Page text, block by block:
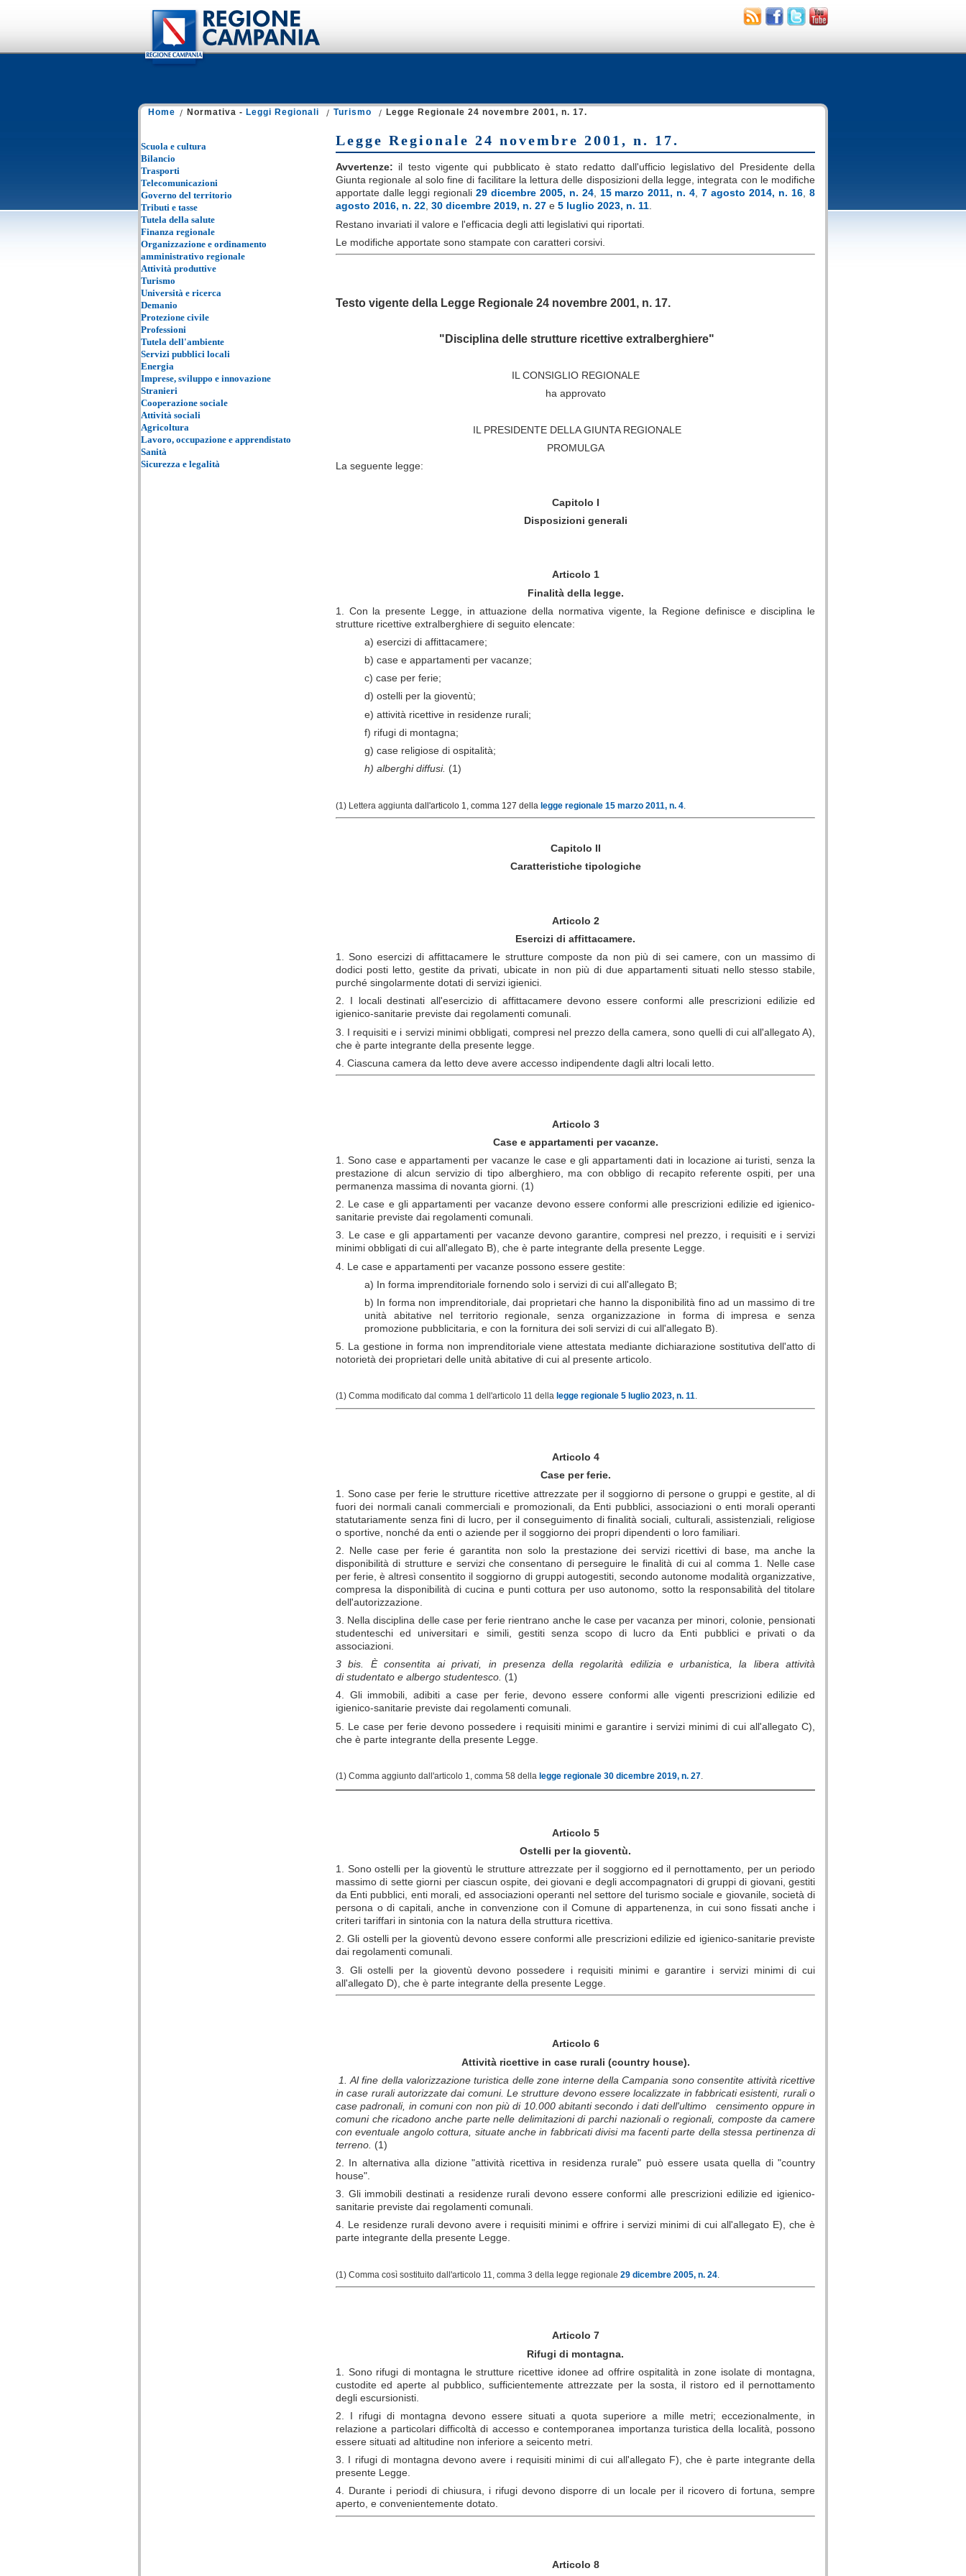
Home Normativa - Leggi Regionali Turismo Legge Regionale 24 novembre 2001, n. 17.
Legge Regionale 24 novembre 2001, n. 17.
Avvertenze: il testo vigente qui pubblicato è stato redatto dall'ufficio legislativo del Presidente della
Giunta regionale al solo fine di facilitare la lettura delle disposizioni della legge, integrata con le modifiche
apportate dalle leggi regionali 29 dicembre 2005, n. 24, 15 marzo 2011, n. 4,7 agosto 2014, n. 16,8
agosto 2016, n. 22, 30 dicembre 2019, n. 27 e 5 luglio 2023, n. 11.
Restano invariati il valore e l'efficacia degli atti legislativi qui riportati.
Le modifiche apportate sono stampate con caratteri corsivi.
Testo vigente della Legge Regionale 24 novembre 2001, n. 17.
"Disciplina delle strutture ricettive extralberghiere"
IL CONSIGLIO REGIONALE
ha approvato
IL PRESIDENTE DELLA GIUNTA REGIONALE
PROMULGA
La seguente legge:
Capitolo I
Disposizioni generali
Articolo 1
Finalità della legge.
1. Con la presente Legge, in attuazione della normativa vigente, la Regione definisce e disciplina le
strutture ricettive extralberghiere di seguito elencate:
a) esercizi di affittacamere;
b) case e appartamenti per vacanze;
c) case per ferie;
d) ostelli per la gioventù;
e) attività ricettive in residenze rurali;
f) rifugi di montagna;
g) case religiose di ospitalità;
h) alberghi diffusi. (1)
(1) Lettera aggiunta dall'articolo 1, comma 127 della legge regionale 15 marzo 2011, n. 4
Capitolo II
Caratteristiche tipologiche
Articolo 2
Esercizi di affittacamere.
1. Sono esercizi di affittacamere le strutture composte da non più di sei camere, con un massimo di
dodici posti letto, gestite da privati, ubicate in non più di due appartamenti situati nello stesso stabile,
purché singolarmente dotati di servizi igienici.
2. I locali destinati all'esercizio di affittacamere devono essere conformi alle prescrizioni edilizie ed
igienico-sanitarie previste dai regolamenti comunali.
3. I requisiti e i servizi minimi obbligati, compresi nel prezzo della camera, sono quelli di cui all'allegato A),
che è parte integrante della presente legge.
4. Ciascuna camera da letto deve avere accesso indipendente dagli altri locali letto.
Articolo 3
Case e appartamenti per vacanze.
1. Sono case e appartamenti per vacanze le case e gli appartamenti dati in locazione ai turisti, senza la
prestazione di alcun servizio di tipo alberghiero, ma con obbligo di recapito referente ospiti, per una
permanenza massima di novanta giorni. (1)
2. Le case e gli appartamenti per vacanze devono essere conformi alle prescrizioni edilizie ed igienico-
sanitarie previste dai regolamenti comunali.
3. Le case e gli appartamenti per vacanze devono garantire, compresi nel prezzo, i requisiti e i servizi
minimi obbligati di cui all'allegato B), che è parte integrante della presente Legge.
4. Le case e appartamenti per vacanze possono essere gestite:
a) In forma imprenditoriale fornendo solo i servizi di cui all'allegato B;
b) In forma non imprenditoriale, dai proprietari che hanno la disponibilità fino ad un massimo di tre
unità abitative nel territorio regionale, senza organizzazione in forma di impresa e senza
promozione pubblicitaria, e con la fornitura dei soli servizi di cui all'allegato B).
5. La gestione in forma non imprenditoriale viene attestata mediante dichiarazione sostitutiva dell'atto di
notorietà dei proprietari delle unità abitative di cui al presente articolo.
(1) Comma modificato dal comma 1 dell'articolo 11 della legge regionale 5 luglio 2023, n. 11.
Articolo 4
Case per ferie.
1. Sono case per ferie le strutture ricettive attrezzate per il soggiorno di persone o gruppi e gestite, al di
fuori dei normali canali commerciali e promozionali, da Enti pubblici, associazioni o enti morali operanti
statutariamente senza fini di lucro, per il conseguimento di finalità sociali, culturali, assistenziali, religiose
o sportive, nonché da enti o aziende per il soggiorno dei propri dipendenti o loro familiari.
2. Nelle case per ferie é garantita non solo la prestazione dei servizi ricettivi di base, ma anche la
disponibilità di strutture e servizi che consentano di perseguire le finalità di cui al comma 1. Nelle case
per ferie, è altresì consentito il soggiorno di gruppi autogestiti, secondo autonome modalità organizzative,
compresa la disponibilità di cucina e punti cottura per uso autonomo, sotto la responsabilità del titolare
dell'autorizzazione.
3. Nella disciplina delle case per ferie rientrano anche le case per vacanza per minori, colonie, pensionati
studenteschi ed universitari e simili, gestiti senza scopo di lucro da Enti pubblici e privati o da
associazioni.
3 bis. È consentita ai privati, in presenza della regolarità edilizia e urbanistica, la libera attività
di studentato e albergo studentesco. (1)
4. Gli immobili, adibiti a case per ferie, devono essere conformi alle vigenti prescrizioni edilizie ed
igienico-sanitarie previste dai regolamenti comunali.
5. Le case per ferie devono possedere i requisiti minimi e garantire i servizi minimi di cui all'allegato C),
che è parte integrante della presente Legge.
(1) Comma aggiunto dall'articolo 1, comma 58 della legge regionale 30 dicembre 2019, n. 27.
Articolo 5
Ostelli per la gioventù.
1. Sono ostelli per la gioventù le strutture attrezzate per il soggiorno ed il pernottamento, per un periodo
massimo di sette giorni per ciascun ospite, dei giovani e degli accompagnatori di gruppi di giovani, gestiti
da Enti pubblici, enti morali, ed associazioni operanti nel settore del turismo sociale e giovanile, società di
persona o di capitali, anche in convenzione con il Comune di appartenenza, in cui sono fissati anche i
criteri tariffari in sintonia con la natura della struttura ricettiva.
2. Gli ostelli per la gioventù devono essere conformi alle prescrizioni edilizie ed igienico-sanitarie previste
dai regolamenti comunali.
3. Gli ostelli per la gioventù devono possedere i requisiti minimi e garantire i servizi minimi di cui
all'allegato D), che è parte integrante della presente Legge.
Articolo 6
Attività ricettive in case rurali (country house).
1. Al fine della valorizzazione turistica delle zone interne della Campania sono consentite attività ricettive
in case rurali autorizzate dai comuni. Le strutture devono essere localizzate in fabbricati esistenti, rurali o
case padronali, in comuni con non più di 10.000 abitanti secondo i dati dell'ultimo censimento oppure in
comuni che ricadono anche parte nelle delimitazioni di parchi nazionali o regionali, composte da camere
con eventuale angolo cottura, situate anche in fabbricati divisi ma facenti parte della stessa pertinenza di
terreno. (1)
2. In alternativa alla dizione "attività ricettiva in residenza rurale" può essere usata quella di "country
house".
3. Gli immobili destinati a residenze rurali devono essere conformi alle prescrizioni edilizie ed igienico-
sanitarie previste dai regolamenti comunali.
4. Le residenze rurali devono avere i requisiti minimi e offrire i servizi minimi di cui all'allegato E), che è
parte integrante della presente Legge.
(1) Comma così sostituito dall'articolo 11, comma 3 della legge regionale 29 dicembre 2005, n. 24
Articolo 7
Rifugi di montagna.
1. Sono rifugi di montagna le strutture ricettive idonee ad offrire ospitalità in zone isolate di montagna,
custodite ed aperte al pubblico, sufficientemente attrezzate per la sosta, il ristoro ed il pernottamento
degli escursionisti.
2. I rifugi di montagna devono essere situati a quota superiore a mille metri; eccezionalmente, in
relazione a particolari difficoltà di accesso e contemporanea importanza turistica della località, possono
essere situati ad altitudine non inferiore a seicento metri.
3. I rifugi di montagna devono avere i requisiti minimi di cui all'allegato F), che è parte integrante della
presente Legge.
4. Durante i periodi di chiusura, i rifugi devono disporre di un locale per il ricovero di fortuna, sempre
aperto, e convenientemente dotato.
Articolo 8
Scuola e cultura
Bilancio
Trasporti
Telecomunicazioni
Governo del territorio
Tributi e tasse
Tutela della salute
Finanza regionale
Organizzazione e ordinamento
amministrativo regionale
Attività produttive
Turismo
Università e ricerca
Demanio
Protezione civile
Professioni
Tutela dell'ambiente
Servizi pubblici locali
Energia
Imprese, sviluppo e innovazione
Stranieri
Cooperazione sociale
Attività sociali
Agricoltura
Lavoro, occupazione e apprendistato
Sanità
Sicurezza e legalità